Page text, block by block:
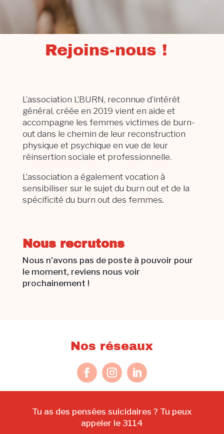
Rejoins-nous !
L’association L’BURN, reconnue d’intérêt
général, créée en 2019 vient en aide et
accompagne les femmes victimes de burn-
out dans le chemin de leur reconstruction
physique et psychique en vue de leur
réinsertion sociale et professionnelle.
L’association a également vocation à
sensibiliser sur le sujet du burn out et de la
spécificité du burn out des femmes.
Nous recrutons
Nous n'avons pas de poste à pouvoir pour
le moment, reviens nous voir
prochainement !
Nos réseaux
Tu as des pensées suicidaires ? Tu peux
appeler le 3114